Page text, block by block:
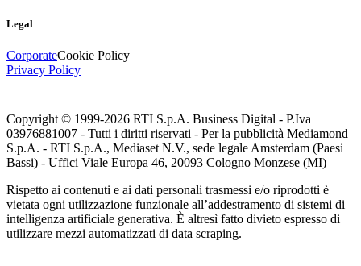
Legal
CorporateCookie Policy
Privacy Policy
Copyright © 1999-2026 RTI S.p.A. Business Digital - P.Iva
03976881007 - Tutti i diritti riservati - Per la pubblicità Mediamond
S.p.A. - RTI S.p.A., Mediaset N.V., sede legale Amsterdam (Paesi
Bassi) - Uffici Viale Europa 46, 20093 Cologno Monzese (MI)
Rispetto ai contenuti e ai dati personali trasmessi e/o riprodotti è
vietata ogni utilizzazione funzionale all’addestramento di sistemi di
intelligenza artificiale generativa. È altresì fatto divieto espresso di
utilizzare mezzi automatizzati di data scraping.